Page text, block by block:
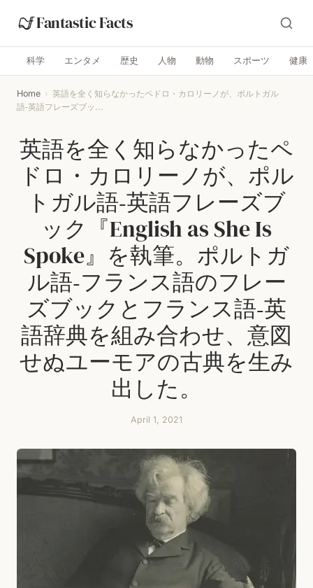
Fantastic Facts
科学 エンタメ 歴史 人物 動物 スポーツ 健康
Home › 英語を全く知らなかったペドロ・カロリーノが、ポルトガル
語‑英語フレーズブッ...
英語を全く知らなかったペ
ドロ・カロリーノが、ポル
トガル語‑英語フレーズブ
ック『English as She Is
Spoke』を執筆。ポルトガ
ル語‑フランス語のフレー
ズブックとフランス語‑英
語辞典を組み合わせ、意図
せぬユーモアの古典を生み
出した。
April 1, 2021